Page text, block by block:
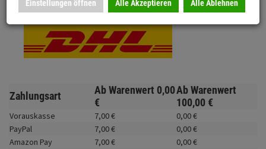
Beleuchtung
Fahrwerk
Zubehör
Merchandise
Zahlungsart Ab Warenwert 0,00
€
Ab Warenwert
100,00 €
Vorauskasse 7,00€ 0,00€
PayPal
7,00€ 0,00€
Amazon Pay
7,00€ 0,00€
Einstellungen öffnen Alle Akzeptieren Alle Ablehnen